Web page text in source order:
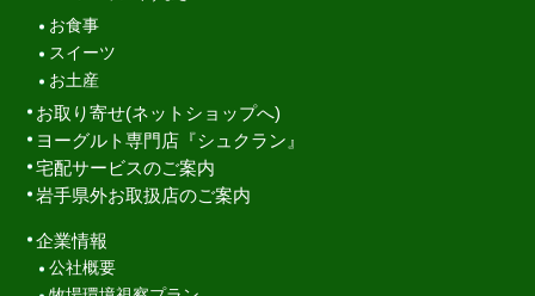
お食事
スイーツ
お土産
お取り寄せ(ネットショップへ)
ヨーグルト専門店『シュクラン』
宅配サービスのご案内
岩手県外お取扱店のご案内
企業情報
公社概要